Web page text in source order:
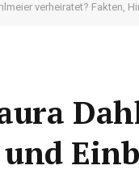
verheiratet? Fakten,